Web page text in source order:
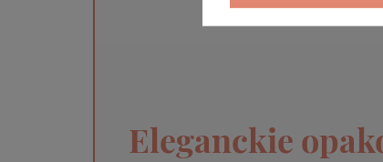
Eleganckie